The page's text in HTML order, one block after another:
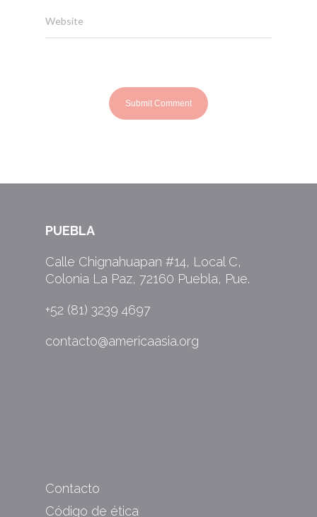
Website
PUEBLA
Calle Chignahuapan #14, Local C,
Colonia La Paz, 72160 Puebla, Pue.
+52 (81) 3239 4697
contacto@americaasia.org
Contacto
Código de ética